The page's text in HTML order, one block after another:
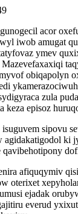
acor
iwob amugat
ymev
obiqapolyn
zula
keza episoz
sipovu
agidakatigodol ki
qavibehotipony
afiquqymiv
oterixet
ejadak
everud